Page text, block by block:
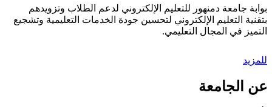
بوابة جامعة دمنهور للتعليم الإلكتروني لدعم الطلاب وتزويدهم
بتقنية التعليم الإلكتروني لتحسين جودة الخدمات التعليمية وتشجيع
التميز في المجال التعليمي.
للمزيد
عن الجامعة